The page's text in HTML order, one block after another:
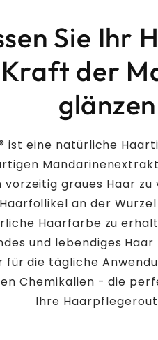
Sie Ihr
der
glänzen
ist eine natürliche
vorzeitig graues Haar
an der
Haarfarbe zu
und lebendiges Haar
für die tägliche
Chemikalien - die
Ihre